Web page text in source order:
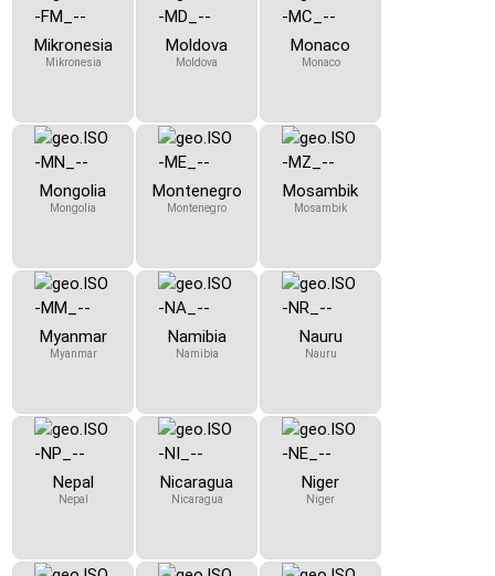
Mikronesia
Mikronesia
Moldova
Moldova
Monaco
Monaco
Mongolia
Mongolia
Montenegro
Montenegro
Mosambik
Mosambik
Myanmar
Myanmar
Namibia
Namibia
Nauru
Nauru
Nepal
Nepal
Nicaragua
Nicaragua
Niger
Niger